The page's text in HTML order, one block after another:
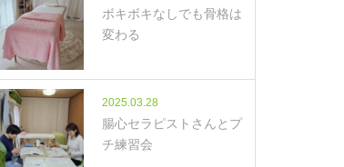
ボキボキなしでも骨格は
変わる
2025.03.28
腸心セラピストさんとプ
チ練習会